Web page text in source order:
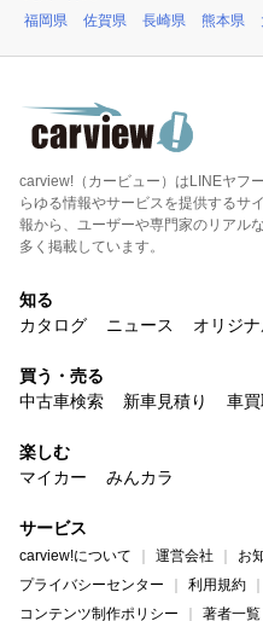
福岡県
佐賀県 長崎県 熊本県
carview!（カービュー）はLINEヤフ
らゆる情報やサービスを提供するサ
報から、ユーザーや専門家のリアル
多く掲載しています。
知る
カタログ
ニュース オリジ
買う・売る
中古車検索
新車見積り 車買
楽しむ
マイカー
みんカラ
サービス
carview!について 運営会社 お
プライバシーセンター
利用規約
コンテンツ制作ポリシー
著者一覧